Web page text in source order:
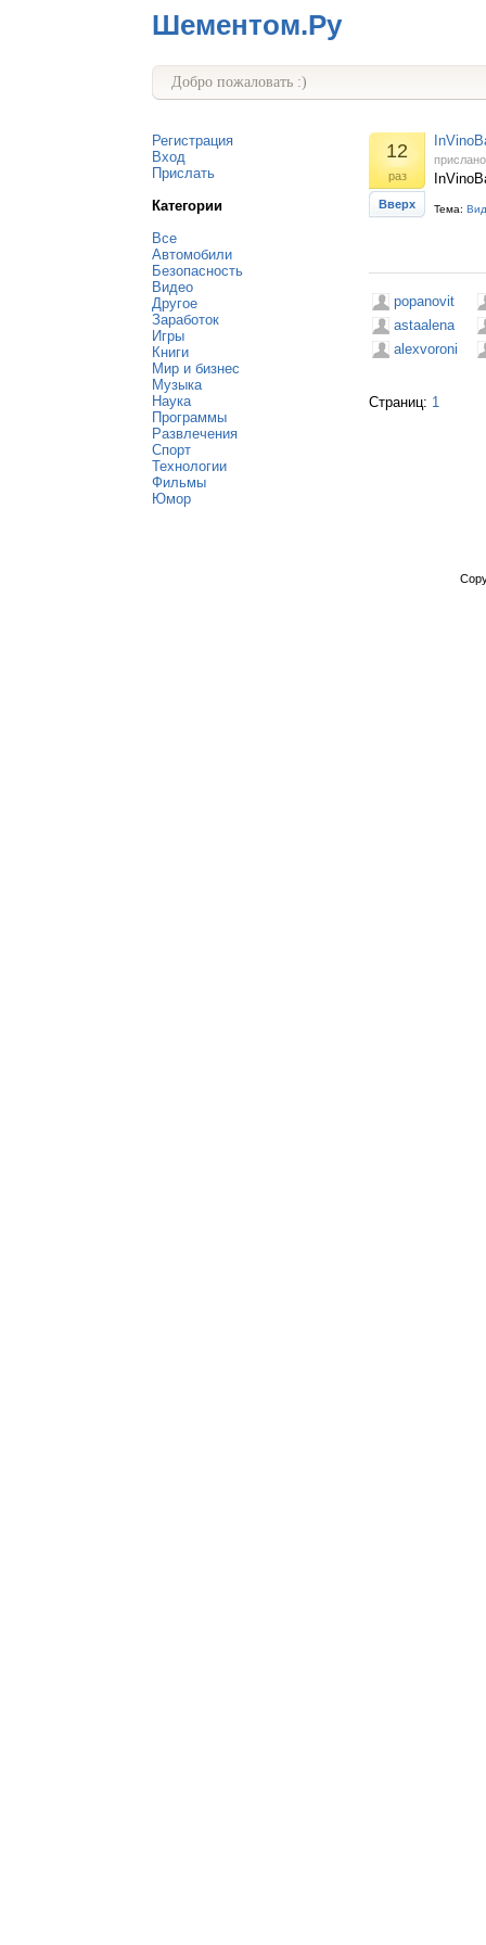
Шементом.Ру
Добро пожаловать :)
Регистрация
Вход
Прислать
Категории
Все
Автомобили
Безопасность
Видео
Другое
Заработок
Игры
Книги
Мир и бизнес
Музыка
Наука
Программы
Развлечения
Спорт
Технологии
Фильмы
Юмор
12
раз
Вверх Тема:
popanovit
astaalena
alexvoroni
Страниц: 1